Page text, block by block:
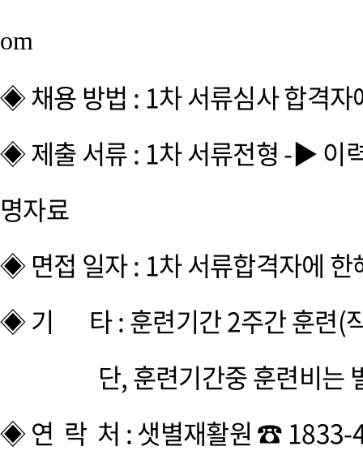
om
◈ 채용 방법 : 1차 서류심사 합격자
◈ 제출 서류 : 1차 서류전형 -▶ 이
명자료
◈ 면접 일자 : 1차 서류합격자에 한
◈ 기 타 : 훈련기간 2주간 훈련(
단, 훈련기간중 훈련비는 별
◈ 연 락 처 : 샛별재활원 ☎ 1833-